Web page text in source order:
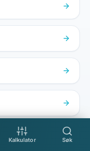
Kalkulator Søk